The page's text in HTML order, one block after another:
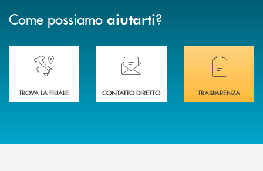
Come possiamo aiutarti?
Accedi all' elenco completo delle nostre&nbsp; filiali .
TROVA LA FILIALE
Ti serve assistenza immediata? Contattaci!
CONTATTO DIRETTO
Hai bisogno di
TRASPARENZA